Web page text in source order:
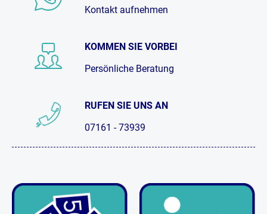
Kontakt aufnehmen
KOMMEN SIE VORBEI
Persönliche Beratung
RUFEN SIE UNS AN
07161 - 73939